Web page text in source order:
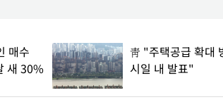
靑 "주택공급 확대 방안, 빠른
시일 내 발표"